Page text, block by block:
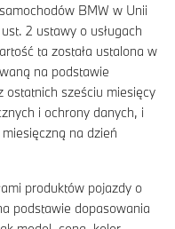
BMW w Unii
2 ustawy o usługach
ta została ustalona w
na podstawie
sześciu miesięcy
i ochrony danych, i
na dzień
produktów pojazdy o
podstawie dopasowania